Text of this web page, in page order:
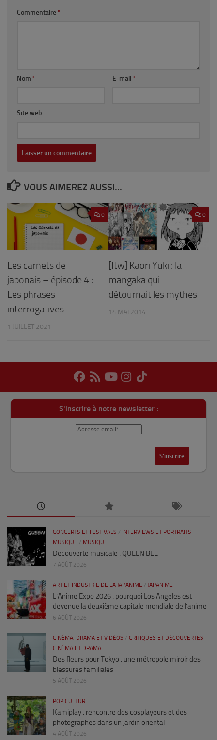
Commentaire *
Nom * E-mail *
Site web
VOUS AIMEREZ AUSSI...
0
Les carnets de
japonais – épisode 4 :
Les phrases
interrogatives
1 JUILLET 2021
0
[Itw] Kaori Yuki : la
mangaka qui
détournait les mythes
14 MAI 2014
S'inscrire à notre newsletter :
CONCERTS ET FESTIVALS /
INTERVIEWS ET PORTRAITS
MUSIQUE / MUSIQUE
Découverte musicale : QUEEN BEE
7 AOÛT 2026
ART ET INDUSTRIE DE LA JAPANIME / JAPANIME
L’Anime Expo 2026 : pourquoi Los Angeles est
devenue la deuxième capitale mondiale de l’anime
6 AOÛT 2026
CINÉMA, DRAMA ET VIDÉOS / CRITIQUES ET DÉCOUVERTES
CINÉMA ET DRAMA
Des fleurs pour Tokyo : une métropole miroir des
blessures familiales
5 AOÛT 2026
POP CULTURE
Kamiplay : rencontre des cosplayeurs et des
photographes dans un jardin oriental
4 AOÛT 2026